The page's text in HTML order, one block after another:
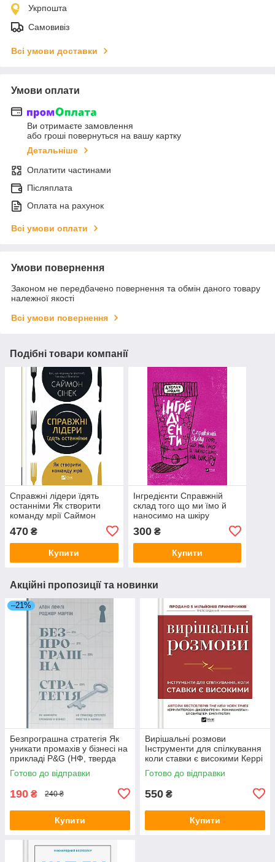
Укрпошта
Самовивіз
Всі умови доставки
Умови оплати
Ви отримаєте замовлення
або гроші повернуться на вашу картку
Детальніше
Оплатити частинами
Післяплата
Оплата на рахунок
Всі умови оплати
Умови повернення
Законом не передбачено повернення та обмін даного товару
належної якості
Всі умови повернення
Подібні товари компанії
Справжні лідери їдять
останніми Як створити
команду мрії Саймон
обкладинка) - УЦІНКА:
пошкодження обкладинки
470 ₴
Купити
Інгредієнти Справжній
склад того що ми їмо й
наносимо на шкіру
тверда обкладинка)
300₴
Купити
Акційні пропозиції та новинки
–21%
Безпрограшна стратегія Як
уникати промахів у бізнесі на
прикладі P&G (НФ, тверда
обкладинка) - УЦІНКА: мін.
пошкодження обкладинки
Готово до відправки
190 ₴ 240 ₴
Купити
Вирішальні розмови
Інструменти для спілкування
коли ставки є високими Керрі
Паттерсон Джозеф Ґренні
(Vivat, тверда обкладинка)
Готово до відправки
550 ₴
Купити